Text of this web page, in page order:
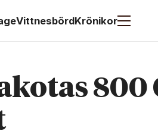
VittnesbördKrönikor
800